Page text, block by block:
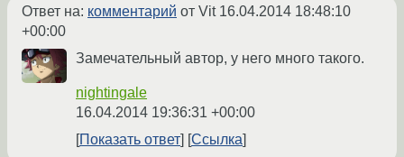
Ответ на: комментарий от Vit 16.04.2014 18:48:10
+00:00
Замечательный автор, у него много такого.
nightingale
16.04.2014 19:36:31 +00:00
Показать ответ
Ссылка